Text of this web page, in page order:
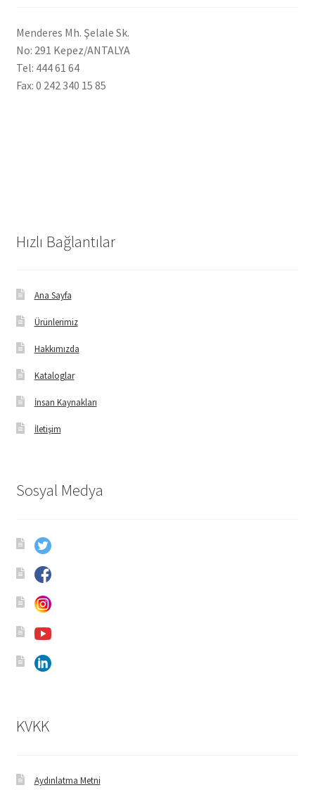
Menderes Mh. Şelale Sk.
No: 291 Kepez/ANTALYA
Tel: 444 61 64
Fax: 0 242 340 15 85
Hızlı Bağlantılar
Ana Sayfa
Ürünlerimiz
Hakkımızda
Kataloglar
İnsan Kaynakları
İletişim
Sosyal Medya
KVKK
Aydınlatma Metni